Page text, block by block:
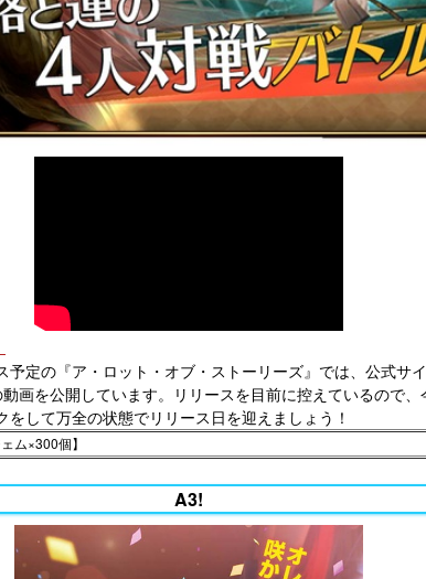
予定の『ア・ロット・オブ・ストーリーズ』では、公式サ
画を公開しています。リリースを目前に控えているので
して万全の状態でリリース日を迎えましょう！
ェム×300個】
A3!